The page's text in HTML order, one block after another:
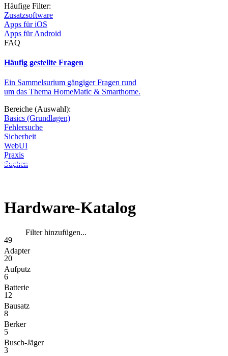
Häufige Filter:
Zusatzsoftware
Apps für iOS
Apps für Android
FAQ
Häufig gestellte Fragen
Ein Sammelsurium gängiger Fragen rund
um das Thema HomeMatic & Smarthome.
Bereiche (Auswahl):
Basics (Grundlagen)
Fehlersuche
Sicherheit
WebUI
Praxis
Suchen
Diese Seite wird nicht weitergeführt, bleibt aber als digitales Archiv
online. Vielen Dank für deinen Besuch!
Hardware-Katalog
Filter hinzufügen...
49
Adapter
20
Aufputz
6
Batterie
12
Bausatz
8
Berker
5
Busch-Jäger
3